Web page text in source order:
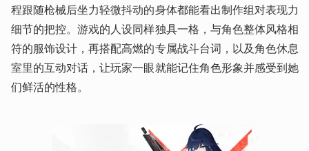
程跟随枪械后坐力轻微抖动的身体都能看出制作组对表现力
细节的把控。游戏的人设同样独具一格，与角色整体风格相
符的服饰设计，再搭配高燃的专属战斗台词，以及角色休息
室里的互动对话，让玩家一眼就能记住角色形象并感受到她
们鲜活的性格。